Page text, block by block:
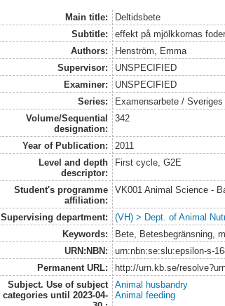
Main title:
Deltidsbete
Subtitle:
effekt på mjölkkornas
Authors:
Henström, Emma
Supervisor:
UNSPECIFIED
Examiner:
UNSPECIFIED
Series:
Examensarbete /
Volume/Sequential
designation:
342
Year of Publication:
2011
Level and depth
descriptor:
First cycle, G2E
Student's programme
affiliation:
VK001 Animal Science -
Supervising department:
(VH) > Dept. of Animal
Keywords:
Bete, Betesbegränsning,
URN:NBN:
urn:nbn:se:slu:epsilon-s-
Permanent URL:
http://urn.kb.se/
Subject. Use of subject
categories until 2023-04-
Animal husbandry
Animal feeding